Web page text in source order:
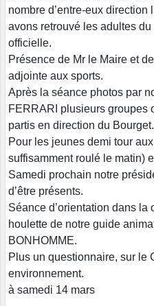
nombre d’entre-eux direction
avons retrouvé les adultes
officielle.
Présence de Mr le Maire et
adjointe aux sports.
Après la séance photos par
FERRARI plusieurs groupes
partis en direction du Bourget.
Pour les jeunes demi tour
suffisamment roulé le matin)
Samedi prochain notre
d’être présents.
Séance d’orientation dans la
houlette de notre guide
BONHOMME.
Plus un questionnaire, sur le
environnement.
à samedi 14 mars